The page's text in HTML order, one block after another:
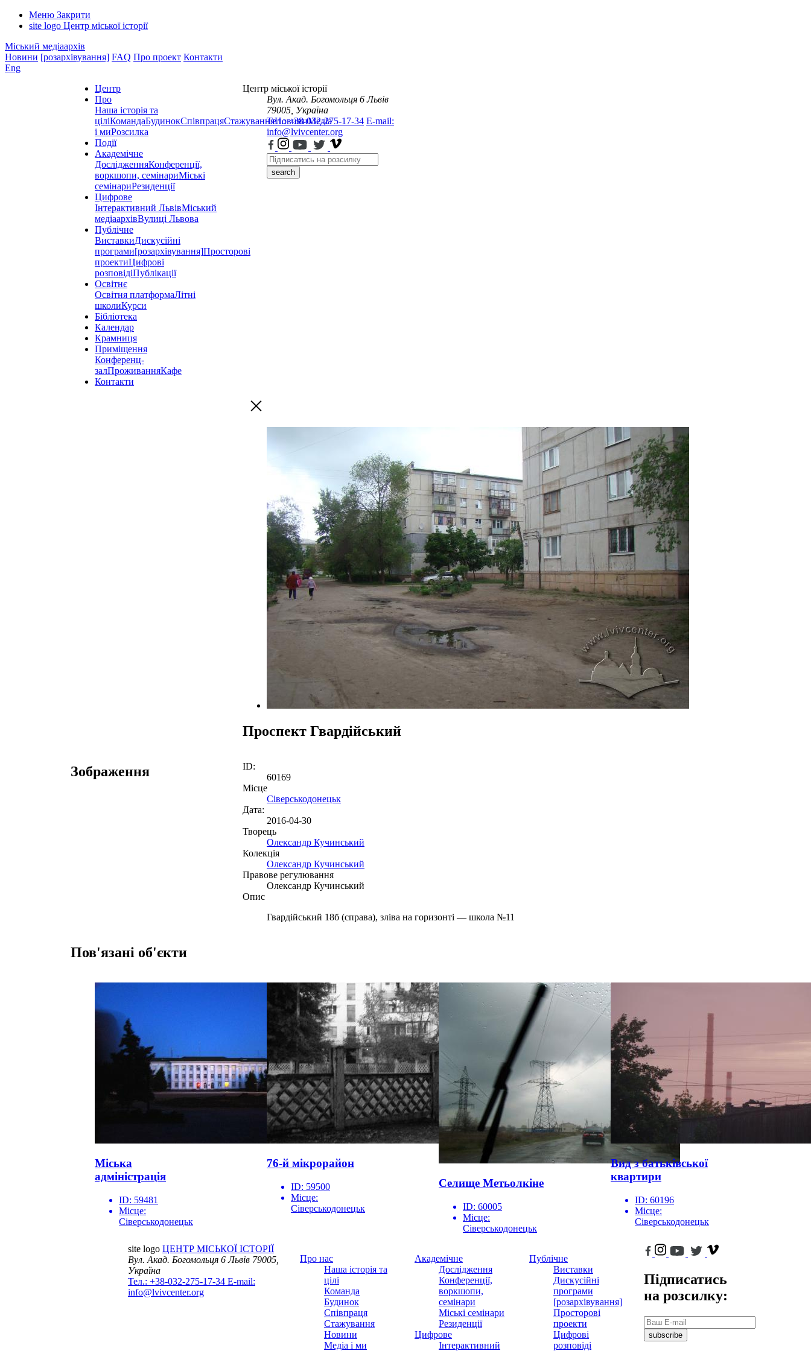
Меню Закрити
site logo Центр міської історії
Міський медіаархів
Новини [розархівування] FAQ Про проект Контакти
Eng
Центр
Про
Наша історія та
ціліКомандаБудинокСпівпрацяСтажуванняНовиниМедіа
і миРозсилка
Події
Академічне
ДослідженняКонференції,
воркшопи, семінариМіські
семінариРезиденції
Цифрове
Інтерактивний ЛьвівМіський
медіаархівВулиці Львова
Публічне
ВиставкиДискусійні
програми[розархівування]Просторові
проектиЦифрові
розповідіПублікації
Освітнє
Освітня платформаЛітні
школиКурси
Бібліотека
Календар
Крамниця
Приміщення
Конференц-
залПроживанняКафе
Контакти
Центр міської історії
Вул. Акад. Богомольця 6 Львів
79005, Україна
Тел.: +38-032-275-17-34 E-mail:
info@lvivcenter.org
search
Проспект Гвардійський
Зображення
ID:
60169
Місце
Сіверськодонецьк
Дата:
2016-04-30
Творець
Олександр Кучинський
Колекція
Олександр Кучинський
Правове регулювання
Олександр Кучинський
Опис
Гвардійський 18б (справа), зліва на горизонті — школа №11
Пов'язані об'єкти
Міська
адміністрація
ID: 59481
Місце:
Сіверськодонецьк
76-й мікрорайон
ID: 59500
Місце:
Сіверськодонецьк
Селище Метьолкіне
ID: 60005
Місце:
Сіверськодонецьк
Вид з батьківської
квартири
ID: 60196
Місце:
Сіверськодонецьк
site logo ЦЕНТР МІСЬКОЇ ІСТОРІЇ
Вул. Акад. Богомольця 6Львів 79005,
Україна
Тел.: +38-032-275-17-34 E-mail:
info@lvivcenter.org
Про нас
Наша історія та
цілі
Команда
Будинок
Співпраця
Стажування
Новини
Медіа і ми
Академічне
Дослідження
Конференції,
воркшопи,
семінари
Міські семінари
Резиденції
Цифрове
Інтерактивний
Публічне
Виставки
Дискусійні
програми
[розархівування]
Просторові
проекти
Цифрові
розповіді
Підписатись
на розсилку:
subscribe